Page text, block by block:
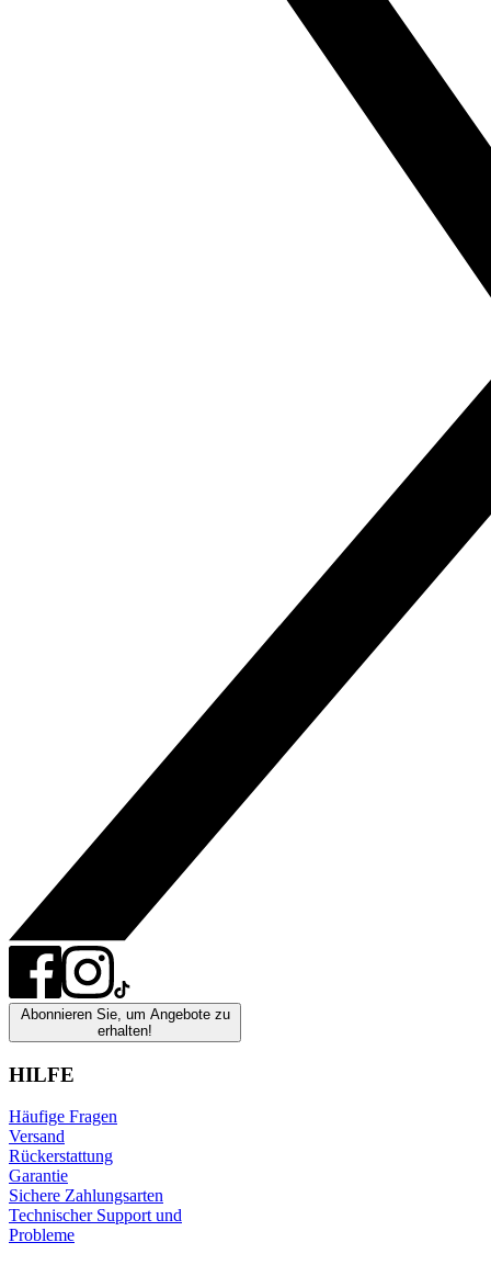
Abonnieren Sie, um Angebote zu
erhalten!
HILFE
Häufige Fragen
Versand
Rückerstattung
Garantie
Sichere Zahlungsarten
Technischer Support und
Probleme